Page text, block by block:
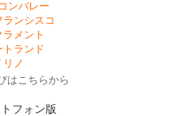
ンバレー
ンシスコ
メント
トランド
リノ
はこちらから
フォン版